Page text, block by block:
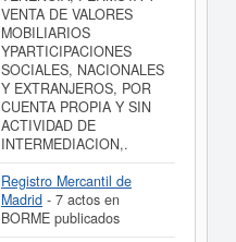
VENTA DE VALORES
MOBILIARIOS
YPARTICIPACIONES
SOCIALES, NACIONALES
Y EXTRANJEROS, POR
CUENTA PROPIA Y SIN
ACTIVIDAD DE
INTERMEDIACION,.
Registro Mercantil de
Madrid - 7 actos en
BORME publicados